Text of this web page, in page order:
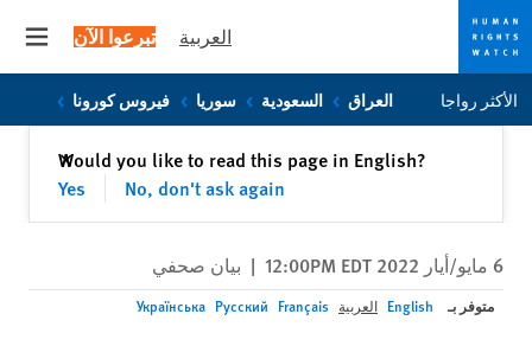
Skip
to
Skip
to
العربية تبرعوا الآن
الأكثر رواجا العراق السعودية سوريا فيروس كورونا
Would you like to read this page in English?
Yes
No, don't ask again
✕إغلاق
6 مايو/أيار 2022 12:00PM EDT | بيان صحفي
متوفر بـ English العربية Français
Русский
Українська